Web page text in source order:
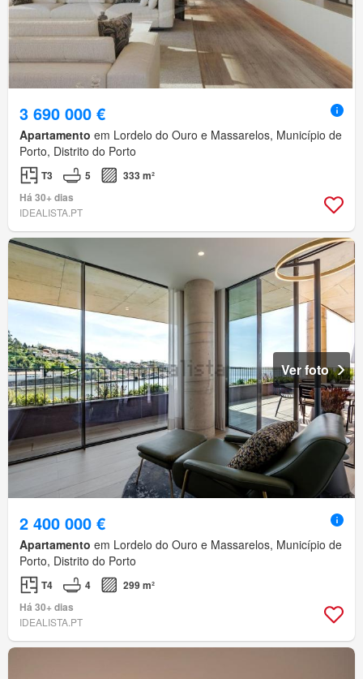
3 690 000 €
Apartamento em Lordelo do Ouro e Massarelos, Município de
Porto, Distrito do Porto
T3 5
333 m²
Há 30+ dias
IDEALISTA.PT
Ver foto
2 400 000 €
Apartamento em Lordelo do Ouro e Massarelos, Município de
Porto, Distrito do Porto
T4 4
299 m²
Há 30+ dias
IDEALISTA.PT